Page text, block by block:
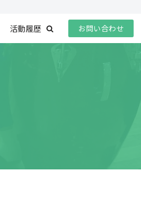
活動履歴 お問い合わせ